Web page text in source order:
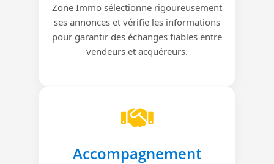
Zone Immo sélectionne rigoureusement
ses annonces et vérifie les informations
pour garantir des échanges fiables entre
vendeurs et acquéreurs.
Accompagnement